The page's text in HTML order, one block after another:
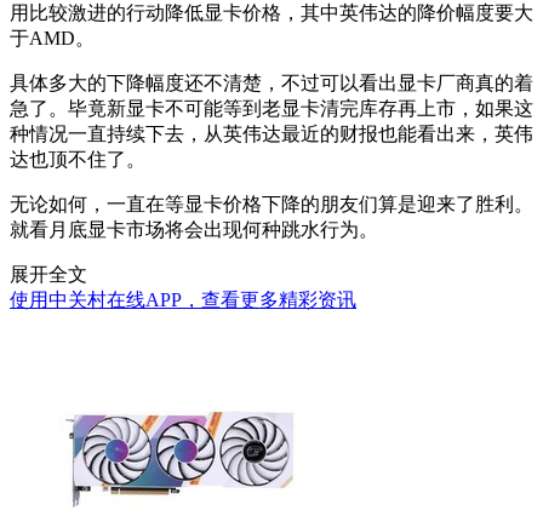
用比较激进的行动降低显卡价格，其中英伟达的降价幅度要大
于AMD。
具体多大的下降幅度还不清楚，不过可以看出显卡厂商真的着
急了。毕竟新显卡不可能等到老显卡清完库存再上市，如果这
种情况一直持续下去，从英伟达最近的财报也能看出来，英伟
达也顶不住了。
无论如何，一直在等显卡价格下降的朋友们算是迎来了胜利。
就看月底显卡市场将会出现何种跳水行为。
展开全文
使用中关村在线APP，查看更多精彩资讯